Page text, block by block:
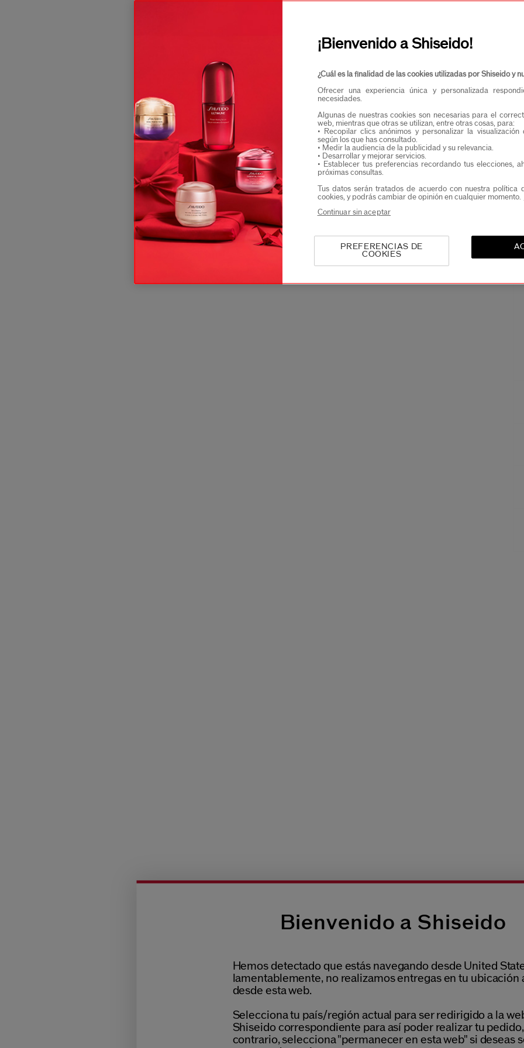
Podrás acceder en exclusiva a nuevos
Bienvenido a Shiseido
Hemos detectado que estás navegando desde United
lamentablemente, no realizamos entregas en tu ubicación
desde esta web.
Selecciona tu país/región actual para ser redirigido a la
Shiseido correspondiente para así poder realizar tu
contrario, selecciona "permanecer en esta web" si deseas
¡Bienvenido a Shiseido!
¿Cuál es la finalidad de las cookies utilizadas por Shiseido y
Ofrecer una experiencia única y personalizada
necesidades.
Algunas de nuestras cookies son necesarias para el
web, mientras que otras se utilizan, entre otras cosas, para:
• Recopilar clics anónimos y personalizar la visualización
según los que has consultado.
• Medir la audiencia de la publicidad y su relevancia.
• Desarrollar y mejorar servicios.
• Establecer tus preferencias recordando tus elecciones,
próximas consultas.
Tus datos serán tratados de acuerdo con nuestra política
cookies, y podrás cambiar de opinión en cualquier momento.
PREFERENCIAS DE
COOKIES
Continuar sin aceptar